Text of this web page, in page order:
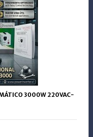
3000W 220VAC-